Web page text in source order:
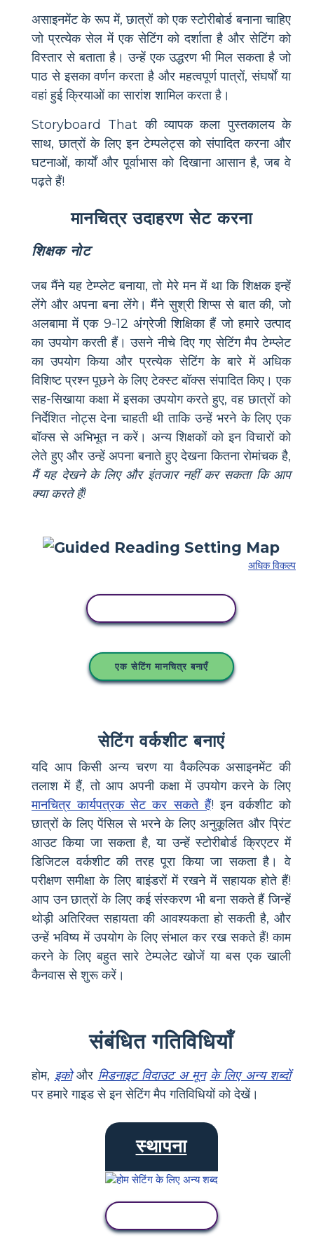
असाइनमेंट के रूप में, छात्रों को एक स्टोरीबोर्ड बनाना चाहिए
जो प्रत्येक सेल में एक सेटिंग को दर्शाता है और सेटिंग को
विस्तार से बताता है। उन्हें एक उद्धरण भी मिल सकता है जो
पाठ से इसका वर्णन करता है और महत्वपूर्ण पात्रों, संघर्षों या
वहां हुई क्रियाओं का सारांश शामिल करता है।
Storyboard That की व्यापक कला पुस्तकालय के
साथ, छात्रों के लिए इन टेम्पलेट्स को संपादित करना और
घटनाओं, कार्यों और पूर्वाभास को दिखाना आसान है, जब वे
पढ़ते हैं!
मानचित्र उदाहरण सेट करना
शिक्षक नोट
जब मैंने यह टेम्प्लेट बनाया, तो मेरे मन में था कि शिक्षक इन्हें
लेंगे और अपना बना लेंगे। मैंने सुश्री शिप्स से बात की, जो
अलबामा में एक 9-12 अंग्रेजी शिक्षिका हैं जो हमारे उत्पाद
का उपयोग करती हैं। उसने नीचे दिए गए सेटिंग मैप टेम्प्लेट
का उपयोग किया और प्रत्येक सेटिंग के बारे में अधिक
विशिष्ट प्रश्न पूछने के लिए टेक्स्ट बॉक्स संपादित किए। एक
सह-सिखाया कक्षा में इसका उपयोग करते हुए, वह छात्रों को
निर्देशित नोट्स देना चाहती थी ताकि उन्हें भरने के लिए एक
बॉक्स से अभिभूत न करें। अन्य शिक्षकों को इन विचारों को
लेते हुए और उन्हें अपना बनाते हुए देखना कितना रोमांचक है,
मैं यह देखने के लिए और इंतजार नहीं कर सकता कि आप
क्या करते हैं!
अधिक विकल्प
एक सेटिंग मानचित्र बनाएँ
सेटिंग वर्कशीट बनाएं
यदि आप किसी अन्य चरण या वैकल्पिक असाइनमेंट की
तलाश में हैं, तो आप अपनी कक्षा में उपयोग करने के लिए
मानचित्र कार्यपत्रक सेट कर सकते हैं! इन वर्कशीट को
छात्रों के लिए पेंसिल से भरने के लिए अनुकूलित और प्रिंट
आउट किया जा सकता है, या उन्हें स्टोरीबोर्ड क्रिएटर में
डिजिटल वर्कशीट की तरह पूरा किया जा सकता है। वे
परीक्षण समीक्षा के लिए बाइंडरों में रखने में सहायक होते हैं!
आप उन छात्रों के लिए कई संस्करण भी बना सकते हैं जिन्हें
थोड़ी अतिरिक्त सहायता की आवश्यकता हो सकती है, और
उन्हें भविष्य में उपयोग के लिए संभाल कर रख सकते हैं! काम
करने के लिए बहुत सारे टेम्पलेट खोजें या बस एक खाली
कैनवास से शुरू करें।
संबंधित गतिविधियाँ
होम, इकोऔर मिडनाइट विदाउट अ मून के लिए अन्य शब्दों
पर हमारे गाइड से इन सेटिंग मैप गतिविधियों को देखें।
स्थापना